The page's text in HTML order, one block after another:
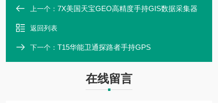
上一个： 7X美国天宝GEO高精度手持GIS数据采集器
返回列表
下一个： T15华能卫通探路者手持GPS
在线留言